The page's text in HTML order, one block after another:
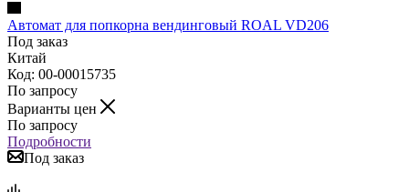
Автомат для попкорна вендинговый ROAL VD206
Под заказ
Китай
Код: 00-00015735
По запросу
Варианты цен
По запросу
Подробности
Под заказ